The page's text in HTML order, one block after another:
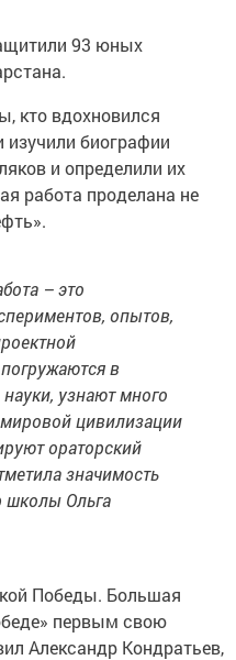
93 юных
кто вдохновился
биографии
и определили их
работа проделана не
– это
опытов,
в
узнают много
цивилизации
ораторский
значимость
школы Ольга
Победы. Большая
первым свою
Александр Кондратьев,